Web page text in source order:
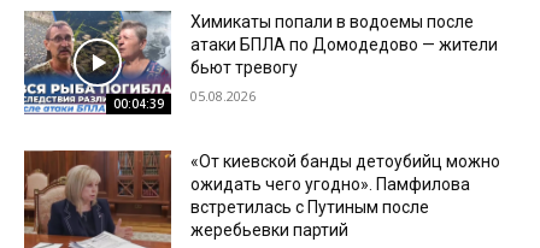
00:04:39
Химикаты попали в водоемы после
атаки БПЛА по Домодедово — жители
бьют тревогу
05.08.2026
«От киевской банды детоубийц можно
ожидать чего угодно». Памфилова
встретилась с Путиным после
жеребьевки партий